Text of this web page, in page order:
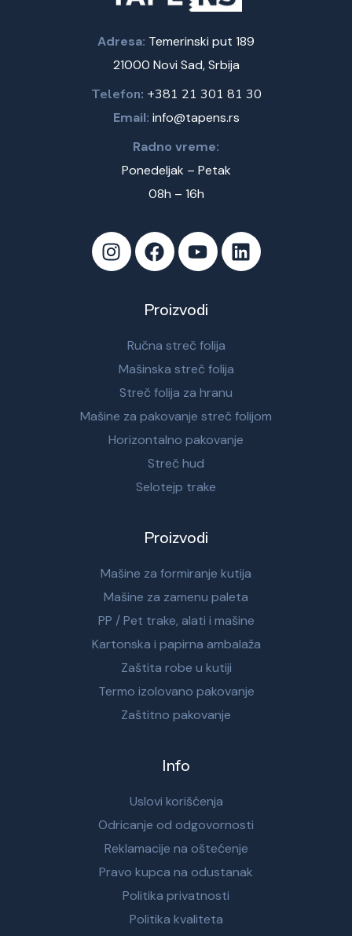
Adresa: Temerinski put 189
21000 Novi Sad, Srbija
Telefon: +381 21 301 81 30
Email: info@tapens.rs
Radno vreme:
Ponedeljak – Petak
08h – 16h
Proizvodi
Ručna streč folija
Mašinska streč folija
Streč folija za hranu
Mašine za pakovanje streč folijom
Horizontalno pakovanje
Streč hud
Selotejp trake
Proizvodi
Mašine za formiranje kutija
Mašine za zamenu paleta
PP / Pet trake, alati i mašine
Kartonska i papirna ambalaža
Zaštita robe u kutiji
Termo izolovano pakovanje
Zaštitno pakovanje
Info
Uslovi korišćenja
Odricanje od odgovornosti
Reklamacije na oštećenje
Pravo kupca na odustanak
Politika privatnosti
Politika kvaliteta